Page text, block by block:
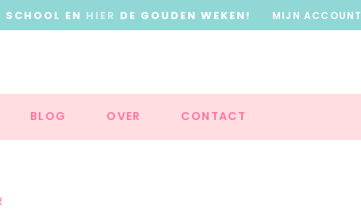
EN HIER DE GOUDEN WEKEN! MIJN ACCOUNT
BLOG OVER CONTACT